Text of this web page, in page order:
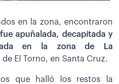
en la zona, encontraron
apuñalada, decapitada y
en la zona de La
El Torno, en Santa Cruz.
que halló los restos la